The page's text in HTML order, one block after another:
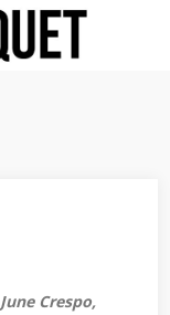
June Crespo,